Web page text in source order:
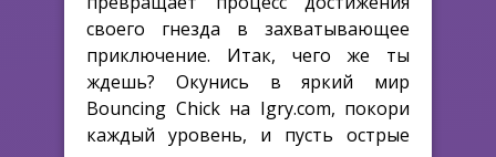
своего гнезда в захватывающее
приключение. Итак, чего же ты
ждешь? Окунись в яркий мир
Bouncing Chick на Igry.com, покори
каждый уровень, и пусть острые